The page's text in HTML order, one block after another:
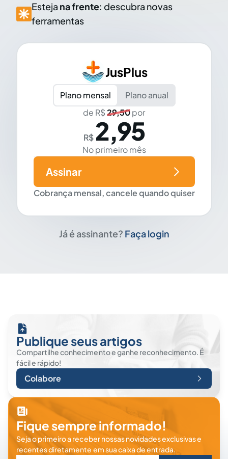
Esteja na frente: descubra novas
ferramentas
JusPlus
Plano mensal
Plano anual
de R$29,50por
R$ 2,95
No primeiro mês
Cobrança mensal, cancele quando quiser
Assinar
Já é assinante? Faça login
Publique seus artigos
Compartilhe conhecimento e ganhe reconhecimento. É
fácil e rápido!
Colabore
Fique sempre informado!
Seja o primeiro a receber nossas novidades exclusivas e
recentes diretamente em sua caixa de entrada.